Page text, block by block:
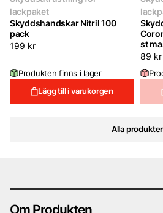
Alla produkter
lackpaket
Skyddshandskar Nitril 100
pack
199 kr
Produkten finns i lager
Lägg till i varukorgen
st
89 kr
Om Produkten